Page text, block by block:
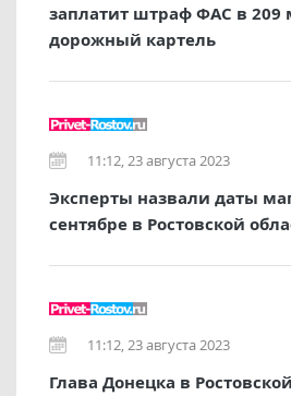
заплатит штраф ФАС в 209
дорожный картель
11:12, 23 августа 2023
Эксперты назвали даты
сентябре в Ростовской
11:12, 23 августа 2023
Глава Донецка в